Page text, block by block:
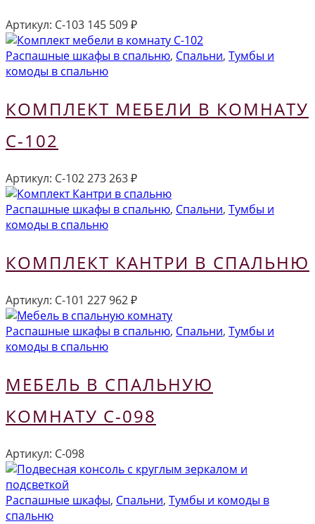
Артикул: С-103 145 509₽
Распашные шкафы в спальню, Спальни, Тумбы и
комоды в спальню
КОМПЛЕКТ МЕБЕЛИ В КОМНАТУ
С-102
Артикул: С-102273 263₽
Распашные шкафы в спальню, Спальни, Тумбы и
комоды в спальню
КОМПЛЕКТ КАНТРИ В СПАЛЬНЮ
Артикул: С-101 227 962₽
Распашные шкафы в спальню, Спальни, Тумбы и
комоды в спальню
МЕБЕЛЬ В СПАЛЬНУЮ
КОМНАТУ С-098
Артикул: С-098
Распашные шкафы, Спальни, Тумбы и комоды в
спальню